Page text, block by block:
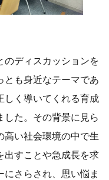
のディスカッションを
とも身近なテーマであ
しく導いてくれる育成
した。その背景に見ら
高い社会環境の中で生
出すことや急成長を求
さらされ、思い悩ま